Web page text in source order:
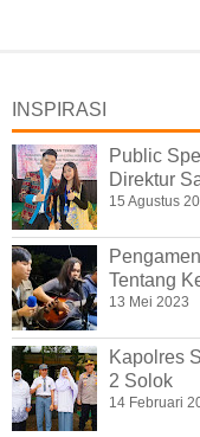
INSPIRASI
Public
Direktur
15 Agustus
Tentang
13 Mei 2023
Kapolres
2 Solok
14 Februari